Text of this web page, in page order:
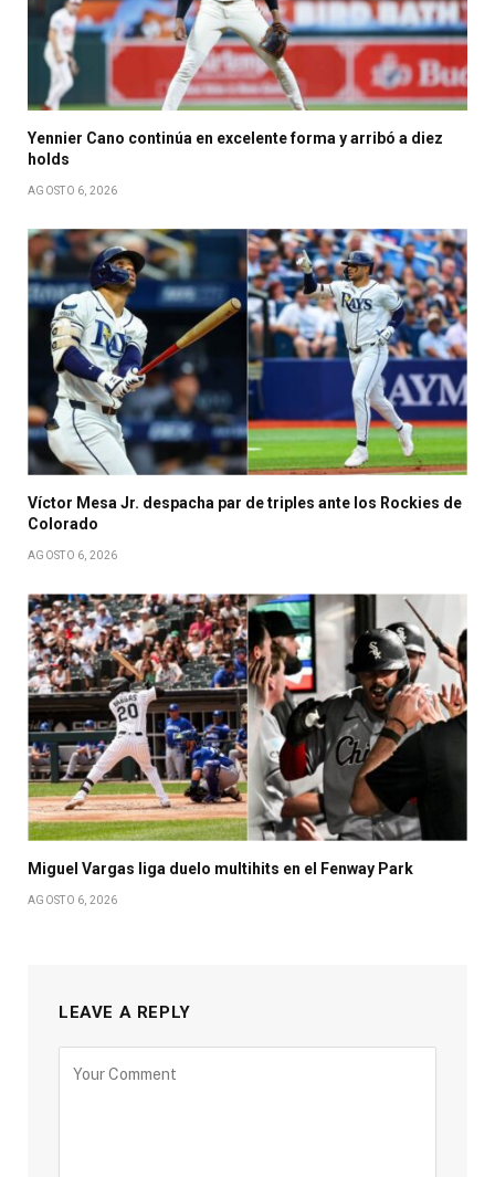
Yennier Cano continúa en excelente forma y arribó a diez
holds
AGOSTO 6, 2026
Víctor Mesa Jr. despacha par de triples ante los Rockies de
Colorado
AGOSTO 6, 2026
Miguel Vargas liga duelo multihits en el Fenway Park
AGOSTO 6, 2026
LEAVE A REPLY